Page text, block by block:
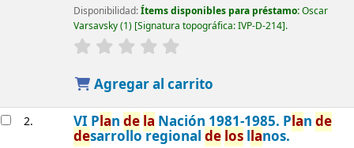
Disponibilidad:Ítems disponibles para préstamo:Oscar
Varsavsky(1) Signatura topográfica:IVP-D-214 .
Agregar al carrito
2. VI Plan de la Nación 1981-1985. Plan de
desarrollo regional de losllanos.